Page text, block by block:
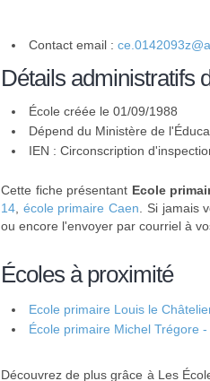
Contact email :
Détails administratifs
École créée le 01/09/1988
Dépend du Ministère de
IEN : Circonscription
Cette fiche présentant Ecole
14 école primaire Caen . Si jamais
ou encore l'envoyer par courriel à
Écoles à proximité
Ecole primaire Louis le
École primaire Michel Trégore -
Découvrez de plus grâce à Les